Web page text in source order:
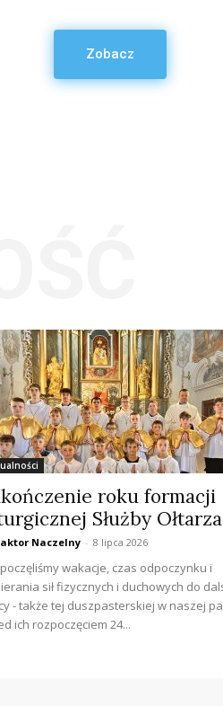
Zobacz
roku formacji
Służby Ołtarza
Naczelny - 8 lipca 2026
wakacje, czas odpoczynku i
sił fizycznych i duchowych do
- także tej duszpasterskiej w naszej
ich rozpoczęciem 24...